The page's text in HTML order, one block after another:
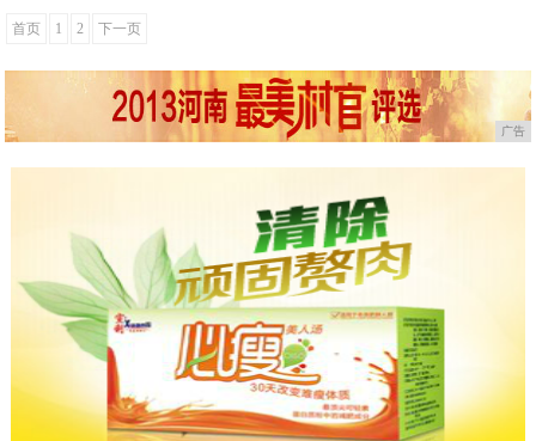
首页 1 2 下一页
广告